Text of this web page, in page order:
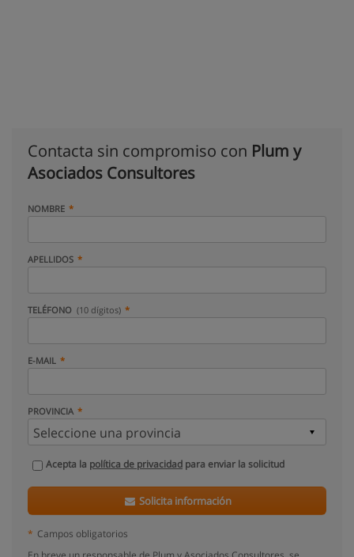
Contacta sin compromiso con Plum y
Asociados Consultores
NOMBRE
APELLIDOS
TELÉFONO (10 dígitos)
E-MAIL
PROVINCIA
Acepta la política de privacidad para enviar la solicitud
Solicita información
* Campos obligatorios